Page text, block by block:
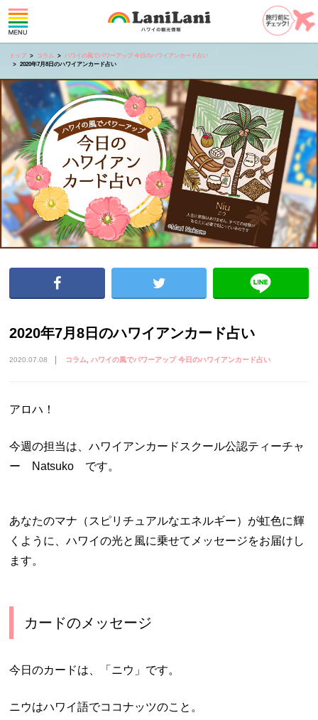
トップ コラム
ハワイの風でパワーアップ 今日のハワイアンカード占い
2020年7月8日のハワイアンカード占い
2020年7月8日のハワイアンカード占い
2020.07.08 コラム ハワイの風でパワーアップ 今日のハワイアンカード占い
アロハ！
今週の担当は、ハワイアンカードスクール公認ティーチャ
ー Natsuko です。
あなたのマナ（スピリチュアルなエネルギー）が虹色に輝
くように、ハワイの光と風に乗せてメッセージをお届けし
ます。
カードのメッセージ
今日のカードは、「ニウ」です。
ニウはハワイ語でココナッツのこと。